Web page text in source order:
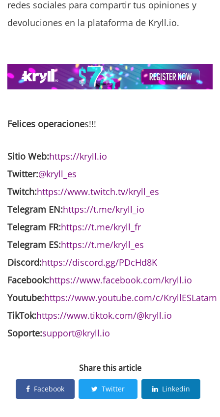
redes sociales para compartir tus opiniones y
devoluciones en la plataforma de Kryll.io.
Felices operaciones!!!
Sitio Web:https://kryll.io
Twitter:@kryll_es
Twitch:https://www.twitch.tv/kryll_es
Telegram EN:https://t.me/kryll_io
Telegram FR:https://t.me/kryll_fr
Telegram ES:https://t.me/kryll_es
Discord:https://discord.gg/PDcHd8K
Facebook:https://www.facebook.com/kryll.io
Youtube:https://www.youtube.com/c/KryllESLatam
TikTok:https://www.tiktok.com/@kryll.io
Soporte:support@kryll.io
Share this article
Facebook Twitter Linkedin